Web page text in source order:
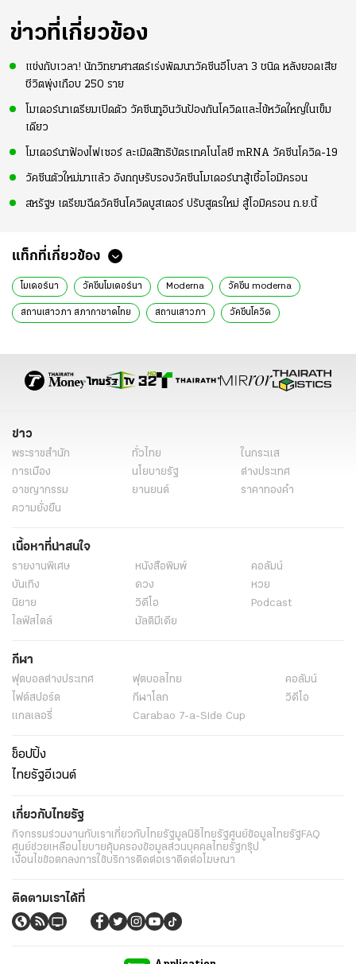
ข่าวที่เกี่ยวข้อง
แข่งกับเวลา! นักวิทยาศาสตร์เร่งพัฒนาวัคซีนอีโบลา 3 ชนิด หลังยอดเสีย
ชีวิตพุ่งเกือบ 250 ราย
โมเดอร์นาเตรียมเปิดตัว วัคซีนทูอินวันป้องกันโควิดและไข้หวัดใหญ่ในเข็ม
เดียว
โมเดอร์นาฟ้องไฟเซอร์ ละเมิดสิทธิบัตรเทคโนโลยี mRNA วัคซีนโควิด-19
วัคซีนตัวใหม่มาแล้ว อังกฤษรับรองวัคซีนโมเดอร์นาสู้เชื้อโอมิครอน
สหรัฐฯ เตรียมฉีดวัคซีนโควิดบูสเตอร์ ปรับสูตรใหม่ สู้โอมิครอน ก.ย.นี้
แท็กที่เกี่ยวข้อง
โมเดอร์นา วัคซีนโมเดอร์นา Moderna วัคซีน moderna
สถานเสาวภา สภากาชาดไทย สถานเสาวภา วัคซีนโควิด
ข่าว
พระราชสำนัก ทั่วไทย
ในกระแส
การเมือง
นโยบายรัฐ
ต่างประเทศ
อาชญากรรม
ยานยนต์
ราคาทองคำ
ความยั่งยืน
เนื้อหาที่น่าสนใจ
รายงานพิเศษ หนังสือพิมพ์
คอลัมน์
บันเทิง
ดวง
หวย
นิยาย
วิดีโอ
Podcast
ไลฟ์สไตล์
มัลติมีเดีย
กีฬา
ฟุตบอลต่่างประเทศ ฟุตบอลไทย
คอลัมน์
ไฟต์สปอร์ต
กีฬาโลก
วิดีโอ
แกลเลอรี่
Carabao 7-a-Side Cup
ช็อปปิ้ง
ไทยรัฐอีเวนต์
เกี่ยวกับไทยรัฐ
กิจกรรมร่วมงานกับเราเกี่ยวกับไทยรัฐมูลนิธิไทยรัฐศูนย์ข้อมูลไทยรัฐFAQ
ศูนย์ช่วยเหลือนโยบายคุ้มครองข้อมูลส่วนบุคคลไทยรัฐกรุ๊ป
เงื่อนไขข้อตกลงการใช้บริการติดต่อเราติดต่อโฆษณา
ติดตามเราได้ที่